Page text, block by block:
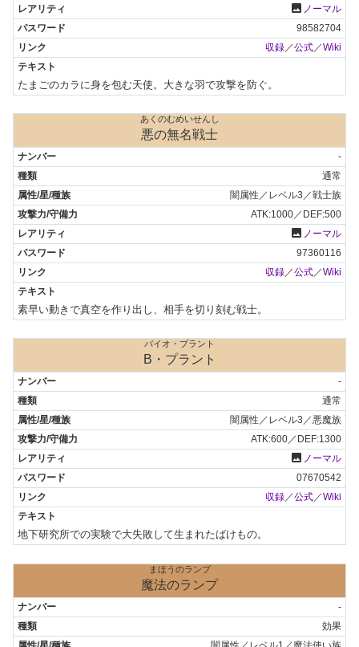
photo ノーマル
98582704
収録 ／公式 ／Wiki
たまごのカラに身を包む天使。大きな羽で攻撃を防ぐ。
あくのむめいせんし
悪の無名戦士
-
通常
闇属性／レベル3／戦士族
ATK:1000／DEF:500
photo ノーマル
97360116
収録／公式／Wiki
素早い動きで真空を作り出し、相手を切り刻む戦士。
バイオ・プラント
B・プラント
-
通常
闇属性／レベル3／悪魔族
ATK:600／DEF:1300
photo ノーマル
07670542
収録／公式／Wiki
地下研究所での実験で大失敗して生まれたばけもの。
まほうのランプ
魔法のランプ
-
効果